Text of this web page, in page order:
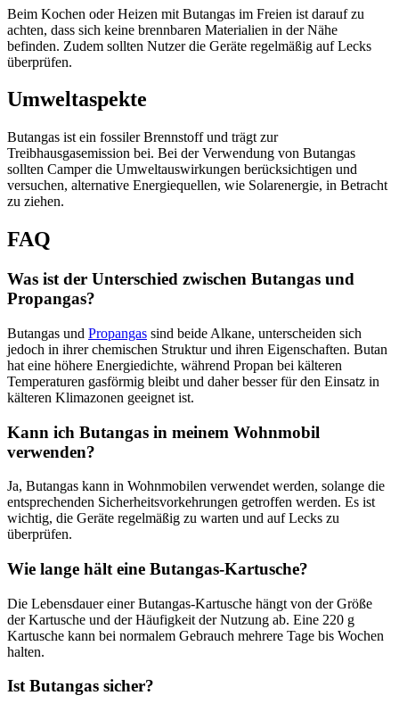
Beim Kochen oder Heizen mit Butangas im Freien ist darauf zu
achten, dass sich keine brennbaren Materialien in der Nähe
befinden. Zudem sollten Nutzer die Geräte regelmäßig auf Lecks
überprüfen.
Umweltaspekte
Butangas ist ein fossiler Brennstoff und trägt zur
Treibhausgasemission bei. Bei der Verwendung von Butangas
sollten Camper die Umweltauswirkungen berücksichtigen und
versuchen, alternative Energiequellen, wie Solarenergie, in Betracht
zu ziehen.
FAQ
Was ist der Unterschied zwischen Butangas und
Propangas?
Butangas und Propangas sind beide Alkane, unterscheiden sich
jedoch in ihrer chemischen Struktur und ihren Eigenschaften. Butan
hat eine höhere Energiedichte, während Propan bei kälteren
Temperaturen gasförmig bleibt und daher besser für den Einsatz in
kälteren Klimazonen geeignet ist.
Kann ich Butangas in meinem Wohnmobil
verwenden?
Ja, Butangas kann in Wohnmobilen verwendet werden, solange die
entsprechenden Sicherheitsvorkehrungen getroffen werden. Es ist
wichtig, die Geräte regelmäßig zu warten und auf Lecks zu
überprüfen.
Wie lange hält eine Butangas-Kartusche?
Die Lebensdauer einer Butangas-Kartusche hängt von der Größe
der Kartusche und der Häufigkeit der Nutzung ab. Eine 220 g
Kartusche kann bei normalem Gebrauch mehrere Tage bis Wochen
halten.
Ist Butangas sicher?